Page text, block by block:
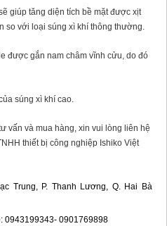
giúp tăng diện tích bề mặt được xịt
so với loại súng xì khí thông thường.
được gắn nam châm vĩnh cửu, do đó
súng xì khí cao.
vấn và mua hàng, xin vui lòng liên hệ
thiết bị công nghiệp Ishiko Việt
Trung, P. Thanh Lương, Q. Hai Bà
0943199343- 0901769898